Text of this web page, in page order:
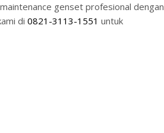
genset profesional dengan
di 0821-3113-1551 untuk